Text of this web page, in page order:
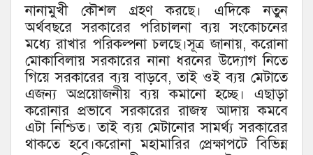
নানামুখী কৌশল গ্রহণ করছে। এদিকে নতুন
অর্থবছরে সরকারের পরিচালনা ব্যয় সংকোচনের
মধ্যে রাখার পরিকল্পনা চলছে।সূত্র জানায়, করোনা
মোকাবিলায় সরকারের নানা ধরনের উদ্যোগ নিতে
গিয়ে সরকারের ব্যয় বাড়বে, তাই ওই ব্যয় মেটাতে
এজন্য অপ্রয়োজনীয় ব্যয় কমানো হচ্ছে। এছাড়া
করোনার প্রভাবে সরকারের রাজস্ব আদায় কমবে
এটা নিশ্চিত। তাই ব্যয় মেটানোর সামর্থ্য সরকারের
থাকতে হবে।করোনা মহামারির প্রেক্ষাপটে বিভিন্ন